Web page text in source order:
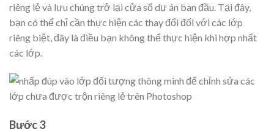
riêng lẻ và lưu chúng trở lại cửa sổ dự án ban đầu. Tại đây,
bạn có thể chỉ cần thực hiện các thay đổi đối với các lớp
riêng biệt, đây là điều bạn không thể thực hiện khi hợp nhất
các lớp.
Bước 3